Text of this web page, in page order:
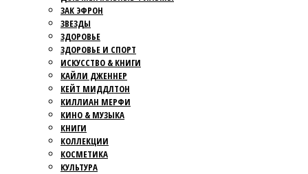
ЗАК ЭФРОН
ЗВЕЗДЫ
ЗДОРОВЬЕ
ЗДОРОВЬЕ И СПОРТ
ИСКУССТВО & КНИГИ
КАЙЛИ ДЖЕННЕР
КЕЙТ МИДДЛТОН
КИЛЛИАН МЕРФИ
КИНО & МУЗЫКА
КНИГИ
КОЛЛЕКЦИИ
КОСМЕТИКА
КУЛЬТУРА